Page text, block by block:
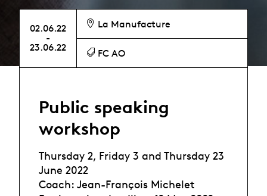
02.06.22
-
23.06.22
La Manufacture
FC AO
Public speaking
workshop
Thursday 2, Friday 3 and Thursday 23
June 2022
Coach: Jean-François Michelet